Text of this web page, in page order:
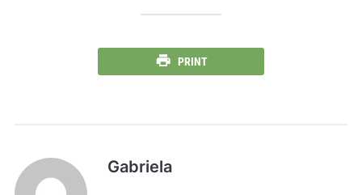
PRINT
Gabriela